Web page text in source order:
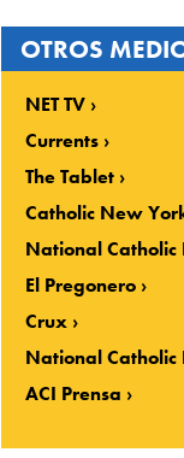
OTROS
NET TV
Currents
The Tablet
Catholic New
National Catholic
El Pregonero
Crux
National Catholic
ACI Prensa